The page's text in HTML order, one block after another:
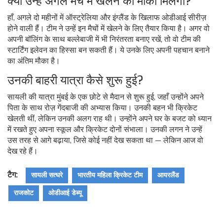
हाँ, अगले दो महीनों में ऑस्ट्रेलिया और इंग्लैंड के खिलाफ ओडीआई सीरीज़
होने वाली हैं। टीम ने उन्हें इन मैचों में खेलने के लिए तैयार किया है। अगर वो
अपनी बॉलिंग के साथ बल्लेबाजी में भी निरंतरता बनाए रखें, तो वो टीम की
स्टार्टिंग इलेवन का हिस्सा बन सकती हैं। ये उनके लिए अपनी पहचान बनाने
का अंतिम मौका है।
उनकी बाहरी यात्रा कैसे शुरू हुई?
सायली की यात्रा मुंबई के एक छोटे से मैदान से शुरू हुई, जहाँ उन्होंने अपने
पिता के साथ रोज़ गेंदबाजी की अभ्यास किया। उनकी बहन भी क्रिकेट
खेलती थीं, लेकिन उनकी अलग राह थी। उन्होंने अपने घर के बजट को ध्यान
में रखते हुए अपना स्कूल और क्रिकेट दोनों संभाला। उनकी लगन ने उन्हें
उस तरह से आगे बढ़ाया, जिसे कोई नहीं देख सकता था — लेकिन आज वो
देख रहे हैं।
टैग: सायली सत्घरे भारतीय महिला क्रिकेट टीम
आयरलैंड
राजकोट
ओडीआई डेब्यू